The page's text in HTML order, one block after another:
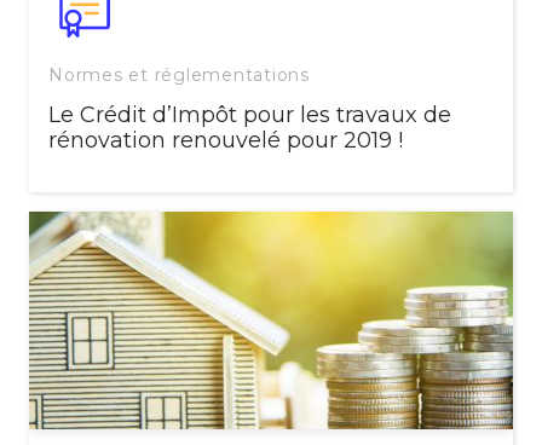
Normes et réglementations
Le Crédit d’Impôt pour les travaux de
rénovation renouvelé pour 2019 !